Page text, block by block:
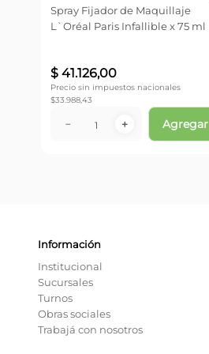
Spray Fijador de Maquillaje
L`Oréal Paris Infallible x 75 ml
$ 41.126,00
Precio sin impuestos nacionales
$33.988,43
＋
－ Agregar
Información
Institucional
Sucursales
Turnos
Obras sociales
Trabajá con nosotros